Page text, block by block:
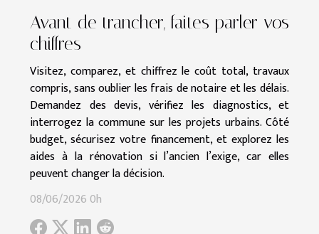
Avant de trancher, faites parler vos
chiffres
Visitez, comparez, et chiffrez le coût total, travaux
compris, sans oublier les frais de notaire et les délais.
Demandez des devis, vérifiez les diagnostics, et
interrogez la commune sur les projets urbains. Côté
budget, sécurisez votre financement, et explorez les
aides à la rénovation si l’ancien l’exige, car elles
peuvent changer la décision.
08/06/2026 0h